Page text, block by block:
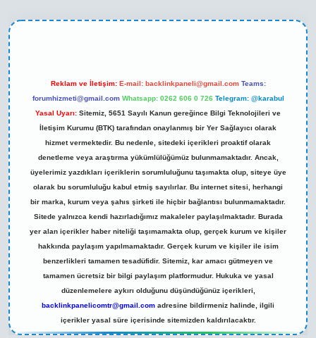
Reklam ve İletişim: E-mail: backlinkpaneli@gmail.com Teams:
forumhizmeti@gmail.com Whatsapp: 0262 606 0 726 Telegram: @karabul
Yasal Uyarı: Sitemiz, 5651 Sayılı Kanun gereğince Bilgi Teknolojileri ve
İletişim Kurumu (BTK) tarafından onaylanmış bir Yer Sağlayıcı olarak
hizmet vermektedir. Bu nedenle, sitedeki içerikleri proaktif olarak
denetleme veya araştırma yükümlülüğümüz bulunmamaktadır. Ancak,
üyelerimiz yazdıkları içeriklerin sorumluluğunu taşımakta olup, siteye üye
olarak bu sorumluluğu kabul etmiş sayılırlar. Bu internet sitesi, herhangi
bir marka, kurum veya şahıs şirketi ile hiçbir bağlantısı bulunmamaktadır.
Sitede yalnızca kendi hazırladığımız makaleler paylaşılmaktadır. Burada
yer alan içerikler haber niteliği taşımamakta olup, gerçek kurum ve kişiler
hakkında paylaşım yapılmamaktadır. Gerçek kurum ve kişiler ile isim
benzerlikleri tamamen tesadüfidir. Sitemiz, kar amacı gütmeyen ve
tamamen ücretsiz bir bilgi paylaşım platformudur. Hukuka ve yasal
düzenlemelere aykırı olduğunu düşündüğünüz içerikleri,
backlinkpanelicomtr@gmail.com adresine bildirmeniz halinde, ilgili
içerikler yasal süre içerisinde sitemizden kaldırılacaktır.